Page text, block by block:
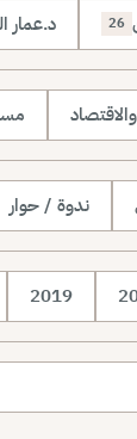
26 د.عمار
ندوة / حوار
2019